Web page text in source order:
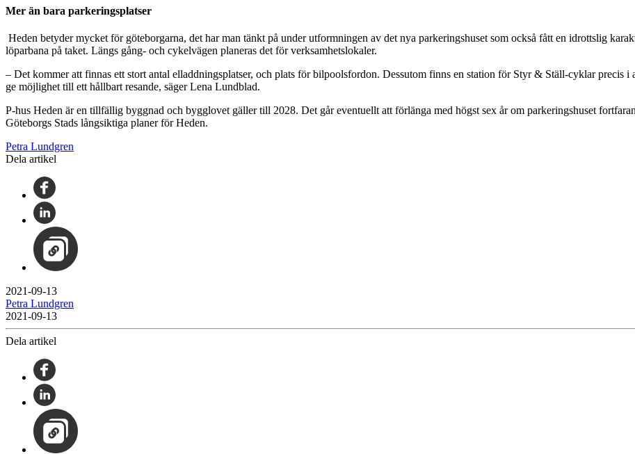
Mer än bara parkeringsplatser
Heden betyder mycket för göteborgarna, det har man tänkt på under utformningen av det nya parkeringshuset som också fått en idrottslig
löparbana på taket. Längs gång- och cykelvägen planeras det för verksamhetslokaler.
– Det kommer att finnas ett stort antal elladdningsplatser, och plats för bilpoolsfordon. Dessutom finns en station för Styr & Ställ-cyklar precis
ge möjlighet till ett hållbart resande, säger Lena Lundblad.
P-hus Heden är en tillfällig byggnad och bygglovet gäller till 2028. Det går eventuellt att förlänga med högst sex år om parkeringshuset
Göteborgs Stads långsiktiga planer för Heden.
Petra Lundgren
Dela artikel
2021-09-13
Petra Lundgren
2021-09-13
Dela artikel